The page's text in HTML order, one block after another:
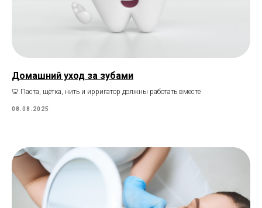
Домашний уход за зубами
🦷 Паста, щётка, нить и ирригатор должны работать вместе
08.08.2025